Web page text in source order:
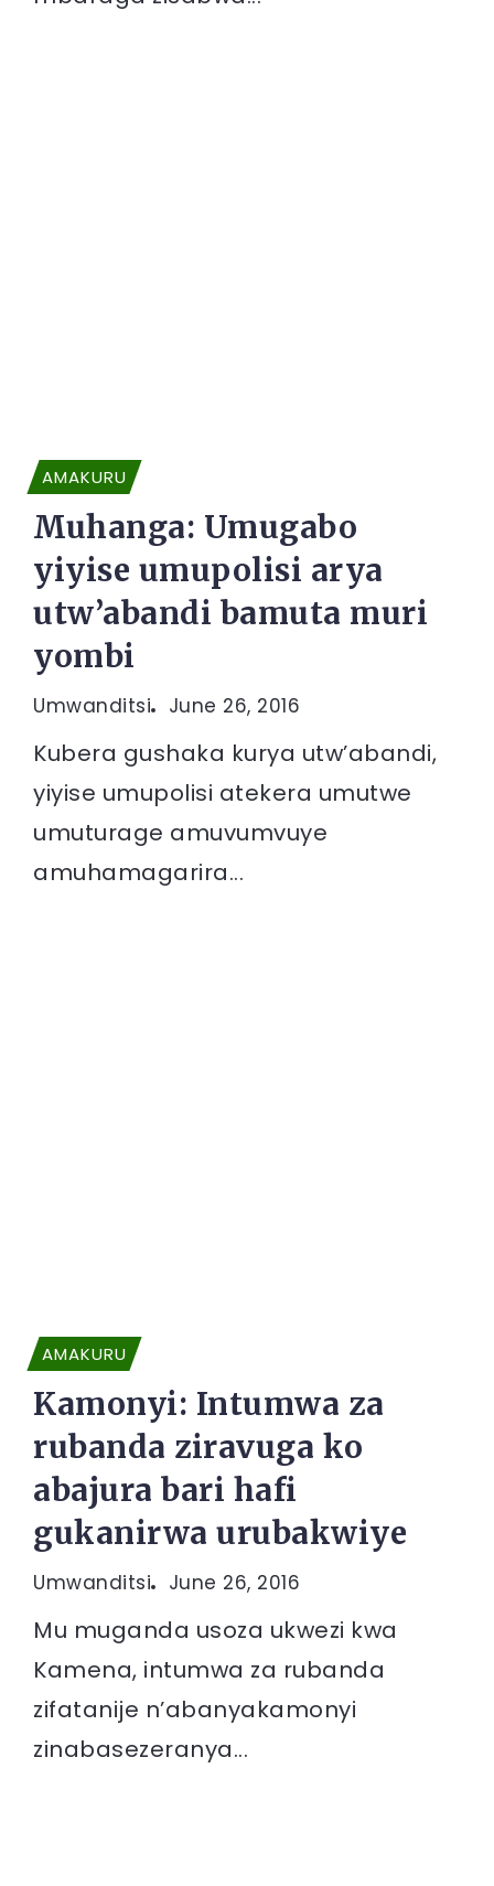
AMAKURU
Muhanga: Umugabo
yiyise umupolisi arya
utw’abandi bamuta muri
yombi
Umwanditsi June 26, 2016
Kubera gushaka kurya utw’abandi,
yiyise umupolisi atekera umutwe
umuturage amuvumvuye
amuhamagarira...
AMAKURU
Kamonyi: Intumwa za
rubanda ziravuga ko
abajura bari hafi
gukanirwa urubakwiye
Umwanditsi June 26, 2016
Mu muganda usoza ukwezi kwa
Kamena, intumwa za rubanda
zifatanije n’abanyakamonyi
zinabasezeranya...